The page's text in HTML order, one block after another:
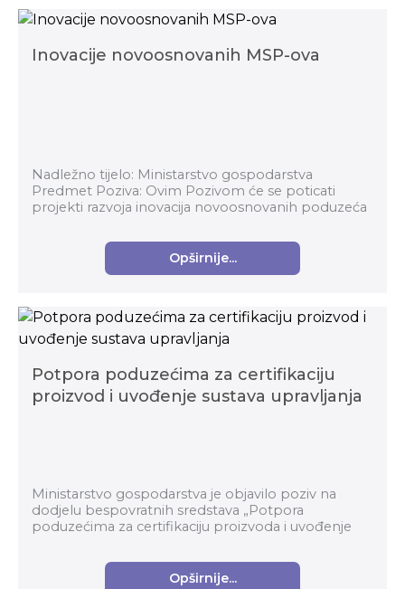
Inovacije novoosnovanih MSP-ova
Nadležno tijelo: Ministarstvo gospodarstva
Predmet Poziva: Ovim Pozivom će se poticati
projekti razvoja inovacija novoosnovanih poduzeća
identificiranih ...
Opširnije...
Potpora poduzećima za certifikaciju
proizvod i uvođenje sustava upravljanja
Ministarstvo gospodarstva je objavilo poziv na
dodjelu bespovratnih sredstava „Potpora
poduzećima za certifikaciju proizvoda i uvođenje
Opširnije...